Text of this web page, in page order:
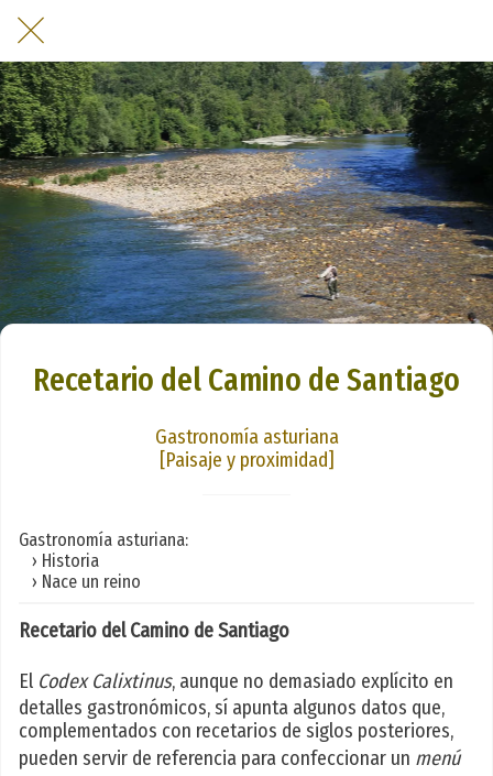
Recetario del Camino de Santiago
Gastronomía asturiana
[Paisaje y proximidad]
Gastronomía asturiana:
› Historia
› Nace un reino
Recetario del Camino de Santiago
El Codex Calixtinus, aunque no demasiado explícito en
detalles gastronómicos, sí apunta algunos datos que,
complementados con recetarios de siglos posteriores,
pueden servir de referencia para confeccionar un menú